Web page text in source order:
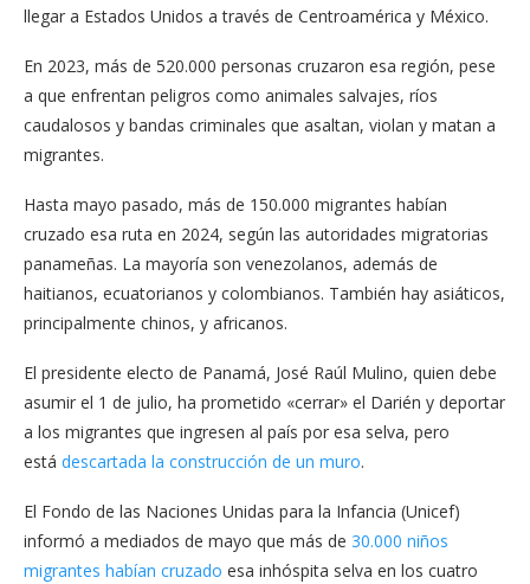
llegar a Estados Unidos a través de Centroamérica y México.
En 2023, más de 520.000 personas cruzaron esa región, pese
a que enfrentan peligros como animales salvajes, ríos
caudalosos y bandas criminales que asaltan, violan y matan a
migrantes.
Hasta mayo pasado, más de 150.000 migrantes habían
cruzado esa ruta en 2024, según las autoridades migratorias
panameñas. La mayoría son venezolanos, además de
haitianos, ecuatorianos y colombianos. También hay asiáticos,
principalmente chinos, y africanos.
El presidente electo de Panamá, José Raúl Mulino, quien debe
asumir el 1 de julio, ha prometido «cerrar» el Darién y deportar
a los migrantes que ingresen al país por esa selva, pero
está descartada la construcción de un muro.
El Fondo de las Naciones Unidas para la Infancia (Unicef)
informó a mediados de mayo que más de 30.000 niños
migrantes habían cruzado esa inhóspita selva en los cuatro